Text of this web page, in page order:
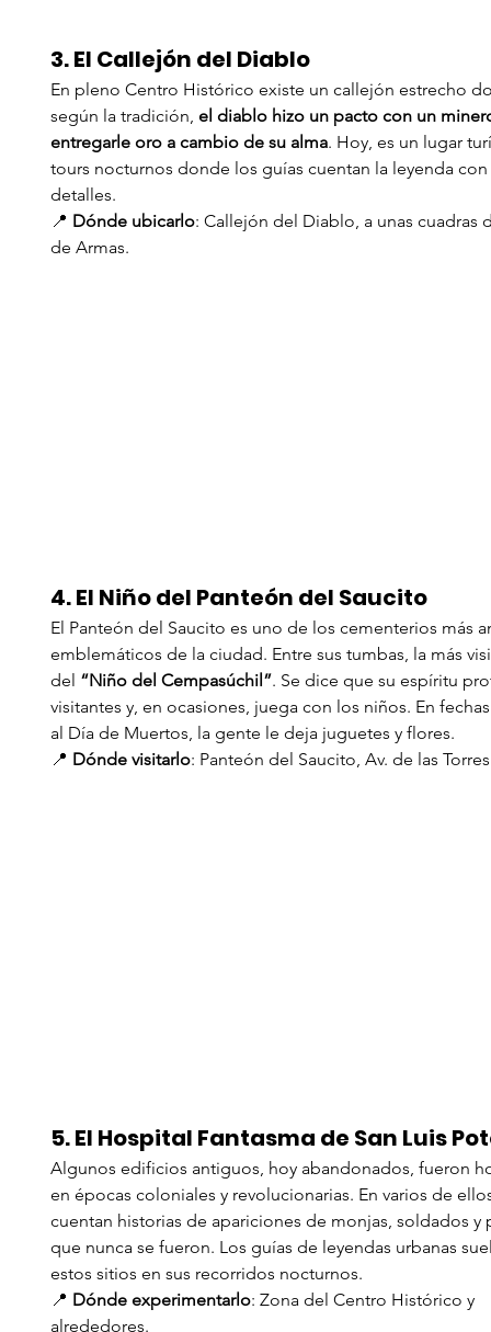
3. El Callejón del Diablo
En pleno Centro Histórico existe un callejón estrecho
según la tradición, el diablo hizo un pacto con un
entregarle oro a cambio de su alma. Hoy, es un lugar
tours nocturnos donde los guías cuentan la leyenda
detalles.
📍 Dónde ubicarlo: Callejón del Diablo, a unas cuadras
de Armas.
4. El Niño del Panteón del Saucito
El Panteón del Saucito es uno de los cementerios más
emblemáticos de la ciudad. Entre sus tumbas, la más
del “Niño del Cempasúchil”. Se dice que su espíritu
visitantes y, en ocasiones, juega con los niños. En
al Día de Muertos, la gente le deja juguetes y flores.
📍 Dónde visitarlo: Panteón del Saucito, Av. de las
5. El Hospital Fantasma de San Luis
Algunos edificios antiguos, hoy abandonados, fueron
en épocas coloniales y revolucionarias. En varios de
cuentan historias de apariciones de monjas, soldados y
que nunca se fueron. Los guías de leyendas urbanas
estos sitios en sus recorridos nocturnos.
📍 Dónde experimentarlo: Zona del Centro Histórico y
alrededores.